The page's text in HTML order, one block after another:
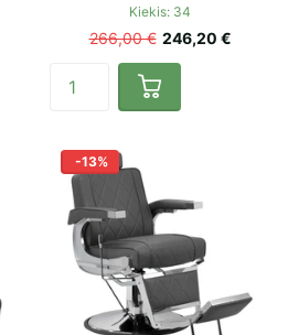
Kiekis: 34
266,00 € 246,20 €
-13%